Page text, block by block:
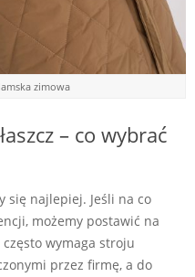
zimowa
– co wybrać
się najlepiej. Jeśli na co
możemy postawić na
wymaga stroju
przez firmę, a do